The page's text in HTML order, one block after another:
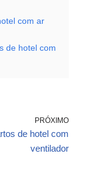
com ar
de hotel com
PRÓXIMO
de hotel com
ventilador